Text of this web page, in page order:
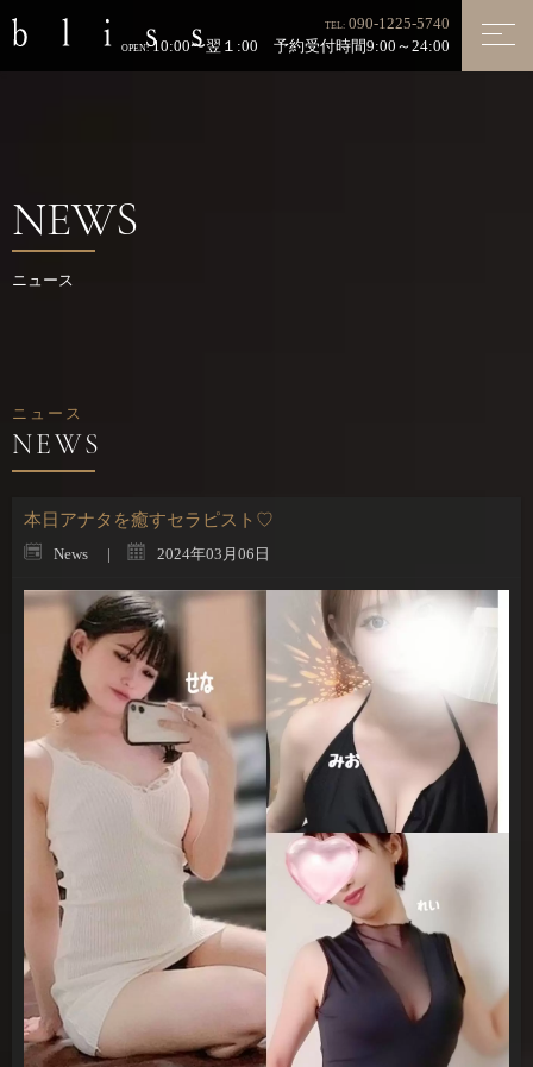
TEL: 090-1225-5740
OPEN:10:00〜翌１:00 予約受付時間9:00～24:00
NEWS
ニュース
ニュース
本日アナタを癒すセラピスト♡
News 2024年03月06日